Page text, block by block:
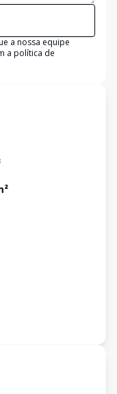
a nossa equipe
a política de